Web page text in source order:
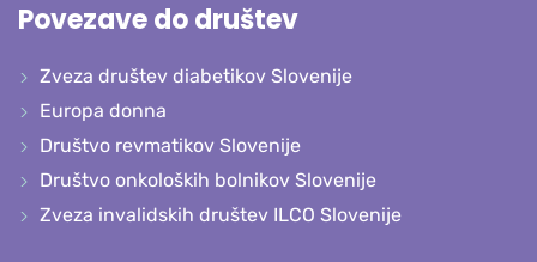
Povezave do društev
Zveza društev diabetikov Slovenije
Europa donna
Društvo revmatikov Slovenije
Društvo onkoloških bolnikov Slovenije
Zveza invalidskih društev ILCO Slovenije